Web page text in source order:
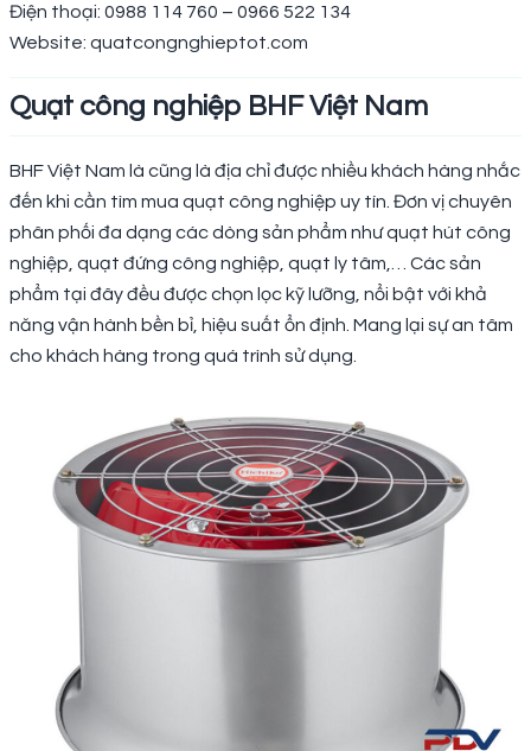
Điện thoại: 0988 114 760 – 0966 522 134
Website: quatcongnghieptot.com
Quạt công nghiệp BHF Việt Nam
BHF Việt Nam là cũng là địa chỉ được nhiều khách hàng nhắc
đến khi cần tìm mua quạt công nghiệp uy tín. Đơn vị chuyên
phân phối đa dạng các dòng sản phẩm như quạt hút công
nghiệp, quạt đứng công nghiệp, quạt ly tâm,… Các sản
phẩm tại đây đều được chọn lọc kỹ lưỡng, nổi bật với khả
năng vận hành bền bỉ, hiệu suất ổn định. Mang lại sự an tâm
cho khách hàng trong quá trình sử dụng.